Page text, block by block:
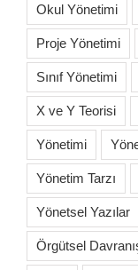
Okul Yönetimi
Proje Yönetimi
Sınıf Yönetimi
X ve Y Teorisi
Yönetimi
Yönetim Tarzı
Yönetsel Yazılar
Örgütsel